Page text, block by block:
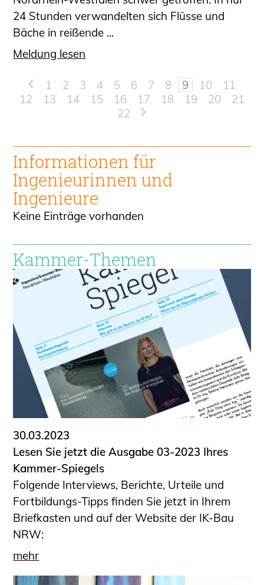
24 Stunden verwandelten sich Flüsse und
Bäche in reißende ...
Meldung lesen
< 1 2 3 4 5 6 7 8 9 10
11
12
13 14 15 16 17 18 19 20
21
22
>
Informationen für
Ingenieurinnen und
Ingenieure
Keine Einträge vorhanden
Kammer-Themen
30.03.2023
Lesen Sie jetzt die Ausgabe 03-2023 Ihres
Kammer-Spiegels
Folgende Interviews, Berichte, Urteile und
Fortbildungs-Tipps finden Sie jetzt in Ihrem
Briefkasten und auf der Website der IK-Bau
NRW:
mehr